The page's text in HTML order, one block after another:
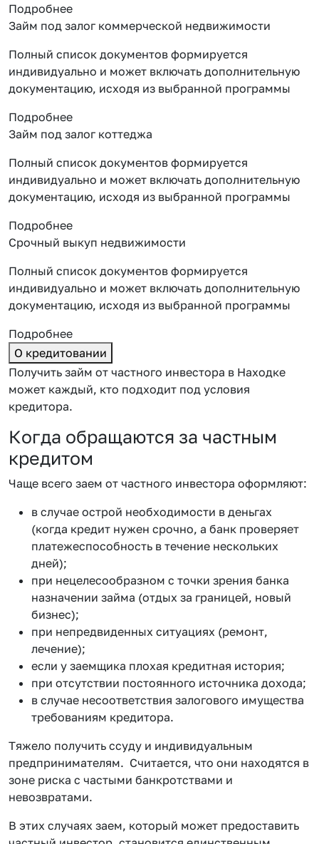
Подробнее
Займ под залог коммерческой недвижимости
Полный список документов формируется
индивидуально и может включать дополнительную
документацию, исходя из выбранной программы
Подробнее
Займ под залог коттеджа
Полный список документов формируется
индивидуально и может включать дополнительную
документацию, исходя из выбранной программы
Подробнее
Срочный выкуп недвижимости
Полный список документов формируется
индивидуально и может включать дополнительную
документацию, исходя из выбранной программы
Подробнее
О кредитовании
Получить займ от частного инвестора в Находке
может каждый, кто подходит под условия
кредитора.
Когда обращаются за частным
кредитом
Чаще всего заем от частного инвестора оформляют:
в случае острой необходимости в деньгах
(когда кредит нужен срочно, а банк проверяет
платежеспособность в течение нескольких
дней);
при нецелесообразном с точки зрения банка
назначении займа (отдых за границей, новый
бизнес);
при непредвиденных ситуациях (ремонт,
лечение);
если у заемщика плохая кредитная история;
при отсутствии постоянного источника дохода;
в случае несоответствия залогового имущества
требованиям кредитора.
Тяжело получить ссуду и индивидуальным
предпринимателям. Считается, что они находятся в
зоне риска с частыми банкротствами и
невозвратами.
В этих случаях заем, который может предоставить